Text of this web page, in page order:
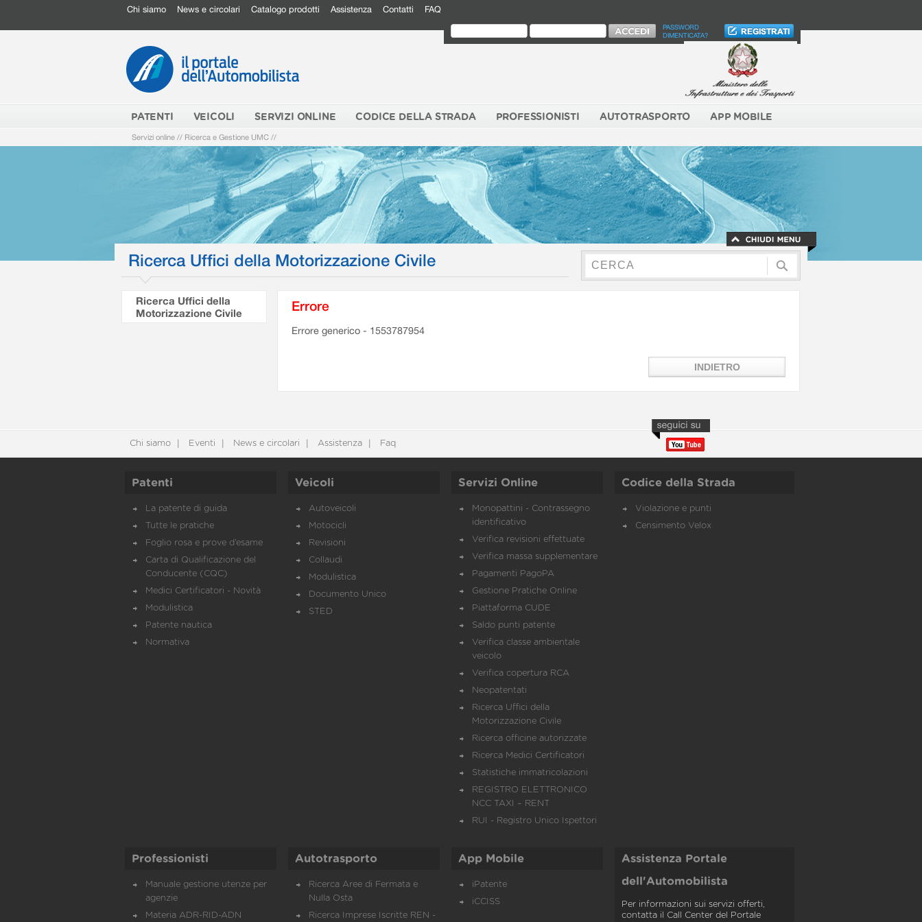
Chi siamo News e circolari Catalogo prodotti Assistenza Contatti FAQ
PASSWORD
DIMENTICATA?
PATENTI VEICOLI SERVIZI ONLINE CODICE DELLA STRADA PROFESSIONISTI AUTOTRASPORTO APP MOBILE
Servizi online // Ricerca e Gestione UMC //
Ricerca Uffici della Motorizzazione Civile
Ricerca Uffici della
Motorizzazione Civile
Errore
Errore generico - 1553787954
Chi siamo Eventi News e circolari Assistenza Faq
Patenti
La patente di guida
Tutte le pratiche
Foglio rosa e prove d’esame
Carta di Qualificazione del
Conducente (CQC)
Medici Certificatori - Novità
Modulistica
Patente nautica
Normativa
Veicoli
Autoveicoli
Motocicli
Revisioni
Collaudi
Modulistica
Documento Unico
STED
Servizi Online
Monopattini - Contrassegno
identificativo
Verifica revisioni effettuate
Verifica massa supplementare
Pagamenti PagoPA
Gestione Pratiche Online
Piattaforma CUDE
Saldo punti patente
Verifica classe ambientale
veicolo
Verifica copertura RCA
Neopatentati
Ricerca Uffici della
Motorizzazione Civile
Ricerca officine autorizzate
Ricerca Medici Certificatori
Statistiche immatricolazioni
REGISTRO ELETTRONICO
NCC TAXI – RENT
RUI - Registro Unico Ispettori
Codice della Strada
Violazione e punti
Censimento Velox
Professionisti
Manuale gestione utenze per
agenzie
Materia ADR-RID-ADN
Autotrasporto
Ricerca Aree di Fermata e
Nulla Osta
Ricerca Imprese Iscritte REN -
App Mobile
iPatente
iCCISS
Assistenza Portale
dell'Automobilista
Per informazioni sui servizi offerti,
contatta il Call Center del Portale